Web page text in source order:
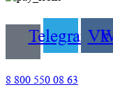
TelegramVk
8 800 550 08 63